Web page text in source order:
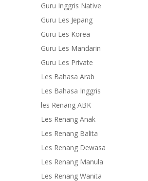
Guru Inggris Native
Guru Les Jepang
Guru Les Korea
Guru Les Mandarin
Guru Les Private
Les Bahasa Arab
Les Bahasa Inggris
les Renang ABK
Les Renang Anak
Les Renang Balita
Les Renang Dewasa
Les Renang Manula
Les Renang Wanita